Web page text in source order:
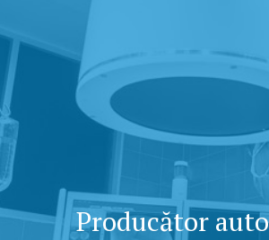
Producător